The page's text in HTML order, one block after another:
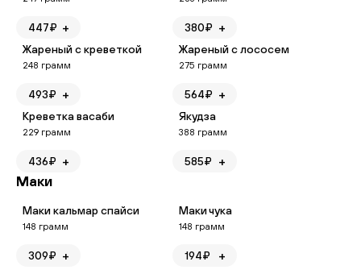
447₽ + 380₽ +
Жареный с креветкой
248 грамм
493₽ +
Жареный с лососем
275 грамм
564₽ +
Креветка васаби
229 грамм
436₽ +
Якудза
388 грамм
585₽ +
Маки
Маки кальмар спайси
148 грамм
309₽ +
Маки чука
148 грамм
194₽ +